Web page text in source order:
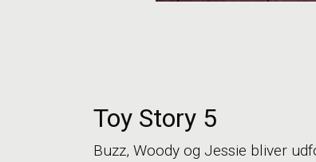
Toy Story 5
Buzz, Woody og Jessie bliver